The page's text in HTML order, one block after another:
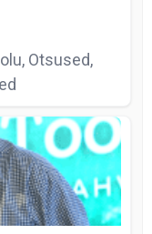
Otsused,